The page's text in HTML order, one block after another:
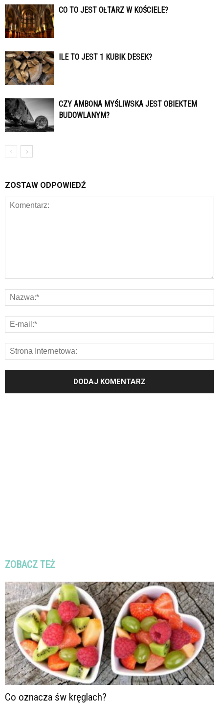
CO TO JEST OŁTARZ W KOŚCIELE?
ILE TO JEST 1 KUBIK DESEK?
CZY AMBONA MYŚLIWSKA JEST OBIEKTEM
BUDOWLANYM?
ZOSTAW ODPOWIEDŹ
ZOBACZ TEŻ
Co oznacza św kręglach?